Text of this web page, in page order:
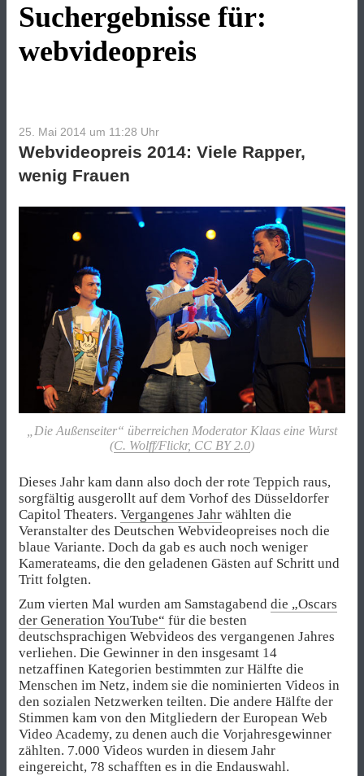
Suchergebnisse für:
webvideopreis
25. Mai 2014 um 11:28 Uhr
Webvideopreis 2014: Viele Rapper,
wenig Frauen
„Die Außenseiter“ überreichen Moderator Klaas eine Wurst
(C. Wolff/Flickr, CC BY 2.0)
Dieses Jahr kam dann also doch der rote Teppich raus,
sorgfältig ausgerollt auf dem Vorhof des Düsseldorfer
Capitol Theaters. Vergangenes Jahr wählten die
Veranstalter des Deutschen Webvideopreises noch die
blaue Variante. Doch da gab es auch noch weniger
Kamerateams, die den geladenen Gästen auf Schritt und
Tritt folgten.
Zum vierten Mal wurden am Samstagabend die „Oscars
der Generation YouTube“ für die besten
deutschsprachigen Webvideos des vergangenen Jahres
verliehen. Die Gewinner in den insgesamt 14
netzaffinen Kategorien bestimmten zur Hälfte die
Menschen im Netz, indem sie die nominierten Videos in
den sozialen Netzwerken teilten. Die andere Hälfte der
Stimmen kam von den Mitgliedern der European Web
Video Academy, zu denen auch die Vorjahresgewinner
zählten. 7.000 Videos wurden in diesem Jahr
eingereicht, 78 schafften es in die Endauswahl.